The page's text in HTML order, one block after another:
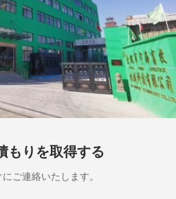
もりを取得する
ご連絡いたします。